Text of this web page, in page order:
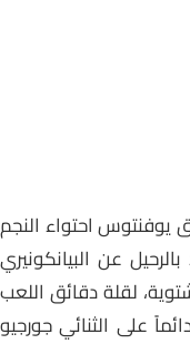
احتواء النجم
عن البيانكونيري
لقلة دقائق اللعب
على الثنائي جورجيو